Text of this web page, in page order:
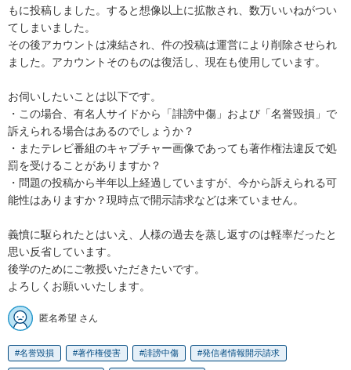
もに投稿しました。すると想像以上に拡散され、数万いいねがつい
てしまいました。
その後アカウントは凍結され、件の投稿は運営により削除させられ
ました。アカウントそのものは復活し、現在も使用しています。
お伺いしたいことは以下です。
・この場合、有名人サイドから「誹謗中傷」および「名誉毀損」で
訴えられる場合はあるのでしょうか？
・またテレビ番組のキャプチャー画像であっても著作権法違反で処
罰を受けることがありますか？
・問題の投稿から半年以上経過していますが、今から訴えられる可
能性はありますか？現時点で開示請求などは来ていません。
義憤に駆られたとはいえ、人様の過去を蒸し返すのは軽率だったと
思い反省しています。
後学のためにご教授いただきたいです。
よろしくお願いいたします。
匿名希望 さん
名誉毀損 著作権侵害 誹謗中傷 発信者情報開示請求